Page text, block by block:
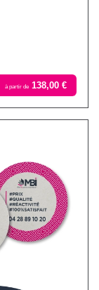
à partir de 138,00 €